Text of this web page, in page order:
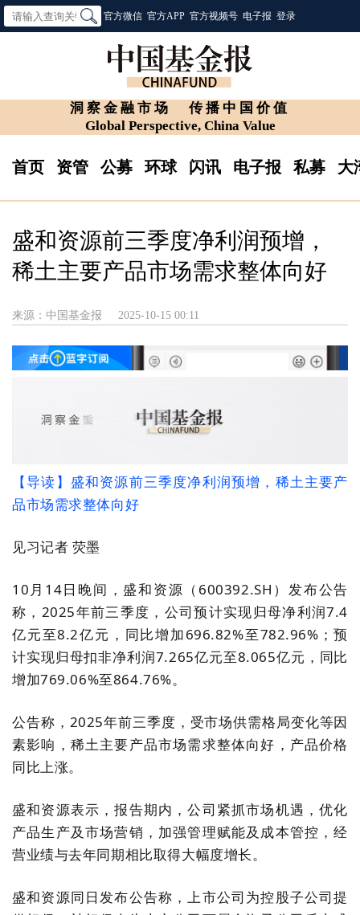
官方微信 官方APP 官方视频号 电子报 登录
洞察金融市场
传播中国价值
Global Perspective, China Value
首页 资管 公募 环球 闪讯 电子报 私募 大
盛和资源前三季度净利润预增，
稀土主要产品市场需求整体向好
来源：中国基金报 2025-10-15 00:11
【导读】盛和资源前三季度净利润预增，稀土主要产
品市场需求整体向好
见习记者 荧墨
10月14日晚间，盛和资源（600392.SH）发布公告
称，2025年前三季度，公司预计实现归母净利润7.4
亿元至8.2亿元，同比增加696.82%至782.96%；预
计实现归母扣非净利润7.265亿元至8.065亿元，同比
增加769.06%至864.76%。
公告称，2025年前三季度，受市场供需格局变化等因
素影响，稀土主要产品市场需求整体向好，产品价格
同比上涨。
盛和资源表示，报告期内，公司紧抓市场机遇，优化
产品生产及市场营销，加强管理赋能及成本管控，经
营业绩与去年同期相比取得大幅度增长。
盛和资源同日发布公告称，上市公司为控股子公司提